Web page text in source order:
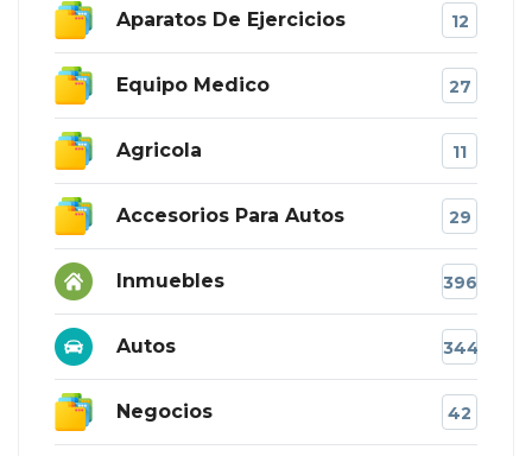
Aparatos De Ejercicios 12
Equipo Medico 27
Agricola 11
Accesorios Para Autos 29
Inmuebles 396
Autos 344
Negocios 42